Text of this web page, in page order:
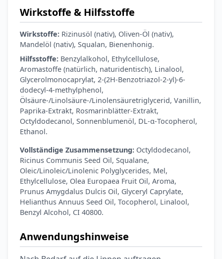
Stabilisierung
ARZNEIMITTEL & GESUNDHEIT
OHROPAX® Classic
Ohrstöpsel
3,79 € 3,95 €
ARZNEIMITTEL & GESUNDHEIT
Softa Swabs
Alkoholtupfer,
100 Stück
3,75 € 4,29 € -13%
ARZNEIMITTEL & GESUNDHEIT
Lefax® extra
7,69 €
ARZNEIMITTEL & GESUNDHEIT
Hametum
Hämorrhoidensalbe:
Bei Hämorrhoiden
& Juckreiz
12,04 € 12,95 € -7%
Wirkstoffe & Hilfsstoffe
Wirkstoffe: Rizinusöl (nativ), Oliven-Öl (nativ),
Mandelöl (nativ), Squalan, Bienenhonig.
Hilfsstoffe: Benzylalkohol, Ethylcellulose,
Aromastoffe (natürlich, naturidentisch), Linalool,
Glycerolmonocaprylat, 2-(2H-Benzotriazol-2-yl)-6-
dodecyl-4-methylphenol,
Ölsäure-/Linolsäure-/Linolensäuretriglycerid, Vanillin,
Paprika-Extrakt, Rosmarinblätter-Extrakt,
Octyldodecanol, Sonnenblumenöl, DL-α-Tocopherol,
Ethanol.
Vollständige Zusammensetzung: Octyldodecanol,
Ricinus Communis Seed Oil, Squalane,
Oleic/Linoleic/Linolenic Polyglycerides, Mel,
Ethylcellulose, Olea Europaea Fruit Oil, Aroma,
Prunus Amygdalus Dulcis Oil, Glyceryl Caprylate,
Helianthus Annuus Seed Oil, Tocopherol, Linalool,
Benzyl Alcohol, CI 40800.
Anwendungshinweise